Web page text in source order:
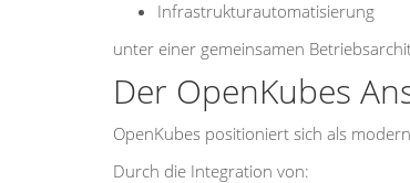
Infrastrukturautomatisierung
unter einer gemeinsamen
Der OpenKubes
OpenKubes positioniert sich als
Durch die Integration von: